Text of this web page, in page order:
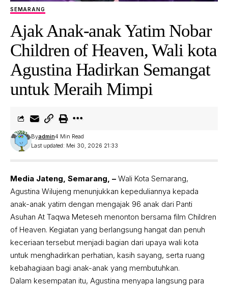
SEMARANG
Ajak Anak-anak Yatim Nobar
Children of Heaven, Wali kota
Agustina Hadirkan Semangat
untuk Meraih Mimpi
Last updated: Mei 30, 2026 21:33
Byadmin4 Min Read
Media Jateng, Semarang, – Wali Kota Semarang,
Agustina Wilujeng menunjukkan kepeduliannya kepada
anak-anak yatim dengan mengajak 96 anak dari Panti
Asuhan At Taqwa Meteseh menonton bersama film Children
of Heaven. Kegiatan yang berlangsung hangat dan penuh
keceriaan tersebut menjadi bagian dari upaya wali kota
untuk menghadirkan perhatian, kasih sayang, serta ruang
kebahagiaan bagi anak-anak yang membutuhkan.
Dalam kesempatan itu, Agustina menyapa langsung para